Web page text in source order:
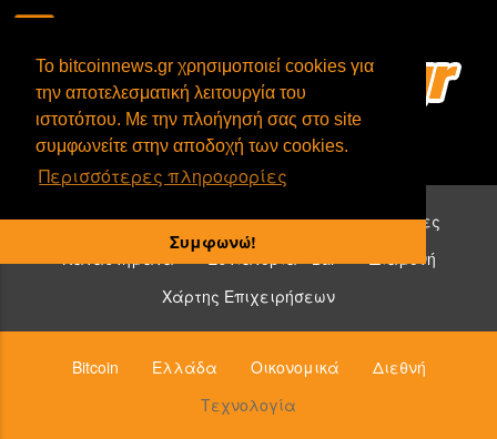
To bitcoinnews.gr χρησιμοποιεί cookies για
την αποτελεσματική λειτουργία του
ιστοτόπου. Με την πλοήγησή σας στο site
συμφωνείτε στην αποδοχή των cookies.
Περισσότερες πληροφορίες
Συμφωνώ!
Επιχειρήσεις που δέχονται bitcoin:
Υπηρεσίες
Καταστήματα
Εστιατόρια - Bar
Διαμονή
Χάρτης Επιχειρήσεων
Bitcoin Ελλάδα Οικονομικά
Διεθνή
Τεχνολογία